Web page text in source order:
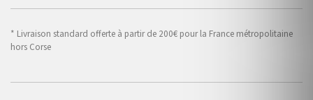
* Livraison standard offerte à partir de 200€ pour la France métropolitaine
hors Corse